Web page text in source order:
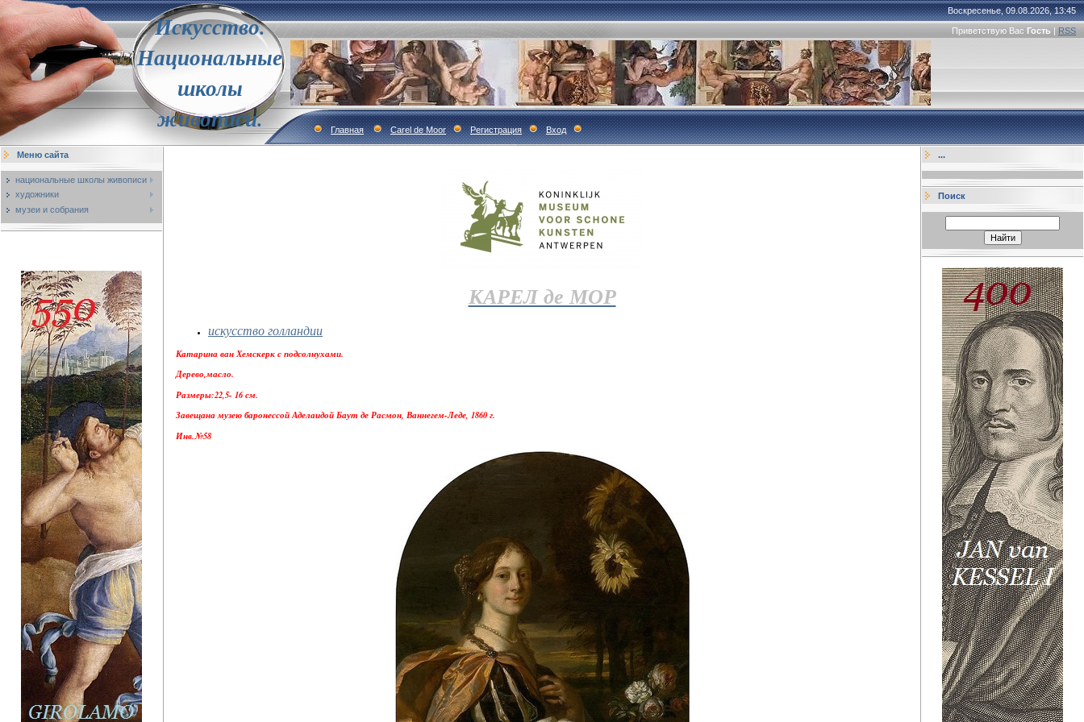
Искусство.
Национальные
школы
живописи.
Воскресенье, 09.08.2026, 13:45
Приветствую Вас Гость | RSS
Главная Carel de Moor Регистрация Вход
Меню сайта
национальные школы живописи
художники
музеи и собрания
КАРЕЛ де МОР
искусство голландии
Катарина ван Хемскерк с подсолнухами.
Дерево,масло.
Размеры:22,5- 16 см.
Завещана музею баронессой Аделаидой Баут де Расмон, Ваннегем-Леде, 1860 г.
Инв.№58
...
Поиск